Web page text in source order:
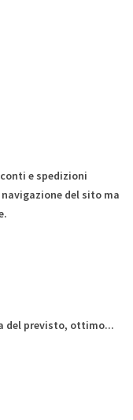
e spedizioni
del sito ma
del previsto, ottimo...